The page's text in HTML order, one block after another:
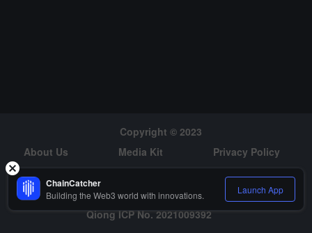
Copyright © 2023
About Us
Media Kit
Privacy Policy
Risk Warning
Hiring
Qiong ICP No. 2021009392
ChainCatcher
Building the Web3 world with innovations. Launch App